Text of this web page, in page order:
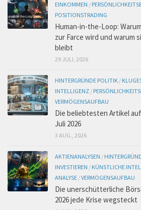
EINKOMMEN /
POSITIONSTRADING
Human-in-the-Loop:
zur Farce wird und warum
bleibt
29 JULI, 2026
HINTERGRÜNDE POLITIK /
INTELLIGENZ /
VERMÖGENSAUFBAU
Die beliebtesten Artikel
Juli 2026
3 AUG., 2026
AKTIENANALYSEN /
INVESTIEREN / KÜNSTLICHE
ANALYSE /VERMÖGENSAUFBAU
Die unerschütterliche
2026 jede Krise wegsteckt